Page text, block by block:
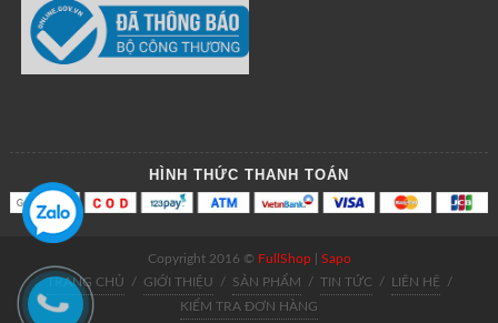
HÌNH THỨC THANH TOÁN
Copyright 2016 © FullShop| Sapo
TRANG CHỦ
/ GIỚI THIỆU / SẢN PHẨM / TIN TỨC / LIÊN HỆ
/
KIỂM TRA ĐƠN HÀNG